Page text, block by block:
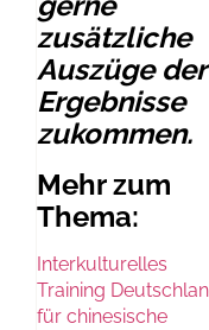
zusätzliche
Auszüge der
Ergebnisse
zukommen.
Mehr zum
Thema:
Interkulturelles
Training
für chinesische